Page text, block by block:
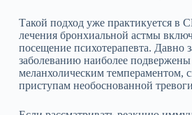
Такой подход уже практикуется в
лечения бронхиальной астмы
посещение психотерапевта. Давно
заболеванию наиболее
меланхолическим темпераментом,
приступам необоснованной